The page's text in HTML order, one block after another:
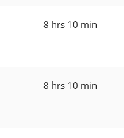
8 hrs 10 min
8 hrs 10 min